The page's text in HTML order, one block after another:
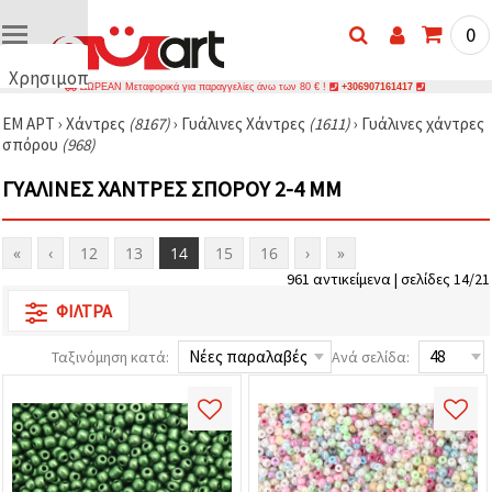
Χρησιμοποιούμε
🍪
Χρησιμοποιούμε
παρόμοιες
τεχνολογίες
για να
διασφαλίσουμε
τη σωστή
λειτουργία
ιστότοπου,
εμπειρία
τη
συγκατάθεσή
σας, να
αναλύουμε
την
0
ΔΩΡΕΑΝ Μεταφορικά για παραγγελίες άνω των 80 € ! +306907161417
ΕΜ ΑΡΤ › Χάντρες (8167)› Γυάλινες Χάντρες (1611)› Γυάλινες χάντρες
σπόρου (968)
ΓΥΆΛΙΝΕΣ ΧΆΝΤΡΕΣ ΣΠΌΡΟΥ 2-4 MM
« ‹ 12 13 14 15 16 › »
961 αντικείμενα | σελίδες 14/21
ΦΊΛΤΡΑ
Ταξινόμηση κατά: Ανά σελίδα: